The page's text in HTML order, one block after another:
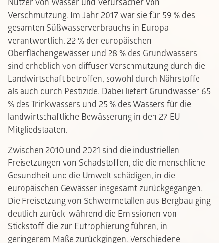
Nutzer von Wasser und Verursacher von
Verschmutzung. Im Jahr 2017 war sie für 59 % des
gesamten Süßwasserverbrauchs in Europa
verantwortlich. 22 % der europäischen
Oberflächengewässer und 28 % des Grundwassers
sind erheblich von diffuser Verschmutzung durch die
Landwirtschaft betroffen, sowohl durch Nährstoffe
als auch durch Pestizide. Dabei liefert Grundwasser 65
% des Trinkwassers und 25 % des Wassers für die
landwirtschaftliche Bewässerung in den 27 EU-
Mitgliedstaaten.
Zwischen 2010 und 2021 sind die industriellen
Freisetzungen von Schadstoffen, die die menschliche
Gesundheit und die Umwelt schädigen, in die
europäischen Gewässer insgesamt zurückgegangen.
Die Freisetzung von Schwermetallen aus Bergbau ging
deutlich zurück, während die Emissionen von
Stickstoff, die zur Eutrophierung führen, in
geringerem Maße zurückgingen. Verschiedene